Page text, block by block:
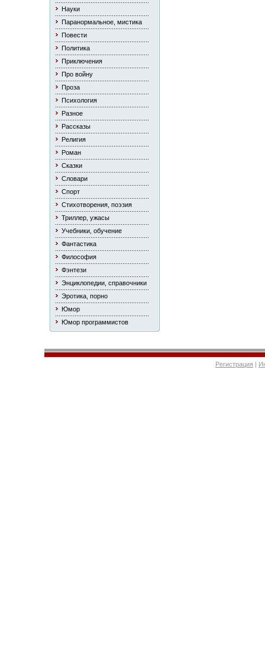
Науки
Паранормальное, мистика
Повести
Политика
Приключения
Про войну
Проза
Психология
Разное
Рассказы
Религия
Роман
Сказки
Словари
Спорт
Стихотворения, поэзия
Триллер, ужасы
Учебники, обучение
Фантастика
Философия
Фэнтези
Энциклопедии, справочники
Эротика, порно
Юмор
Юмор программистов
Регистрация |